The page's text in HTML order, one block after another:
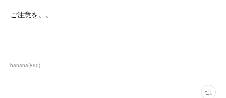
ご注意を。。
banana(890)